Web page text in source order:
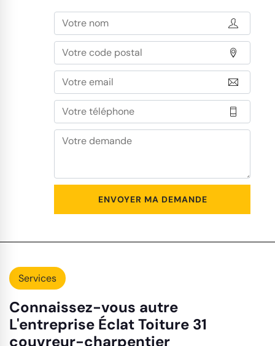
Services
Connaissez-vous autre
L'entreprise Éclat Toiture 31
couvreur-charpentier